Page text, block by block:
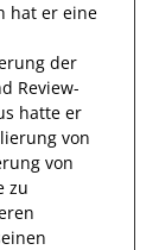
hat er eine
der
Review-
hatte er
von
von
zu